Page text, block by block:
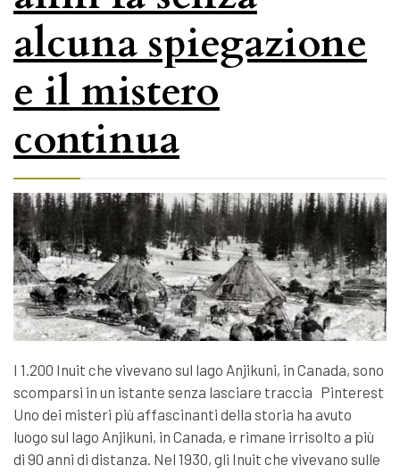
alcuna spiegazione
e il mistero
continua
I 1.200 Inuit che vivevano sul lago Anjikuni, in Canada, sono
scomparsi in un istante senza lasciare traccia Pinterest
Uno dei misteri più affascinanti della storia ha avuto
luogo sul lago Anjikuni, in Canada, e rimane irrisolto a più
di 90 anni di distanza. Nel 1930, gli Inuit che vivevano sulle